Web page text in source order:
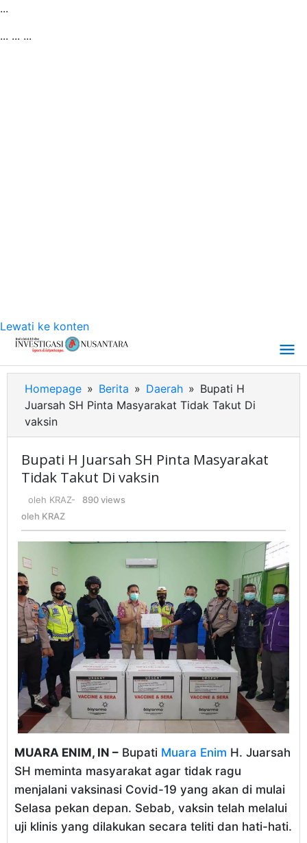
...
... ... ...
Lewati ke konten
Homepage » Berita » Daerah » Bupati H
Juarsah SH Pinta Masyarakat Tidak Takut Di
vaksin
Bupati H Juarsah SH Pinta Masyarakat
Tidak Takut Di vaksin
oleh KRAZ-
890 views
oleh KRAZ
MUARA ENIM, IN – Bupati Muara Enim H. Juarsah
SH meminta masyarakat agar tidak ragu
menjalani vaksinasi Covid-19 yang akan di mulai
Selasa pekan depan. Sebab, vaksin telah melalui
uji klinis yang dilakukan secara teliti dan hati-hati.